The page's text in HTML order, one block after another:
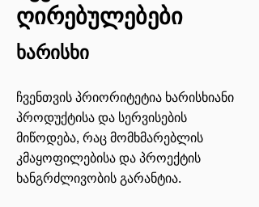
ღირებულებები
ხარისხი
ჩვენთვის პრიორიტეტია ხარისხიანი
პროდუქტისა და სერვისების
მიწოდება, რაც მომხმარებლის
კმაყოფილებისა და პროექტის
ხანგრძლივობის გარანტია.